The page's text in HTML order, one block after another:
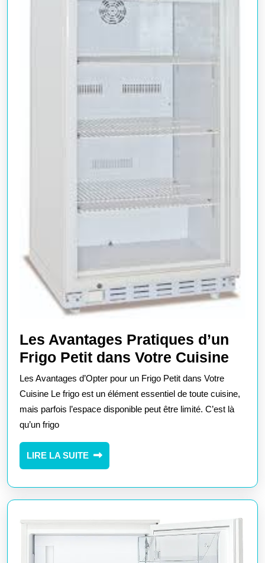
Les Avantages Pratiques d’un
Frigo Petit dans Votre Cuisine
d’un
Votre
Les Avantages d’Opter pour un Frigo Petit dans Votre
Cuisine Le frigo est un élément essentiel de toute cuisine,
mais parfois l’espace disponible peut être limité. C’est là
qu’un frigo
LIRE LA SUITE
LIRE
LA